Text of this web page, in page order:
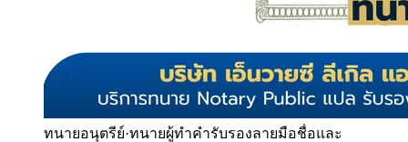
ทนายอนุตรีย์·ทนายผู้ทำคำรับรองลายมือชื่อและ